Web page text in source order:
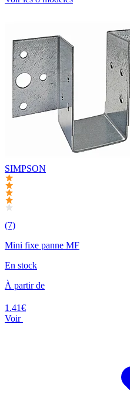
SIMPSON
(7)
Mini fixe panne MF
En stock
À partir de
1.41€
Voir